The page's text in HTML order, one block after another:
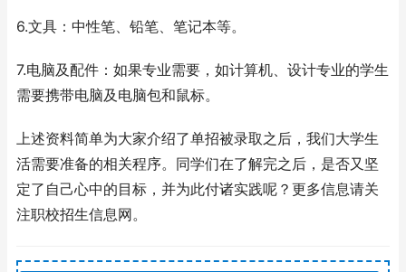
6.文具：中性笔、铅笔、笔记本等。
7.电脑及配件：如果专业需要，如计算机、设计专业的学生
需要携带电脑及电脑包和鼠标。
上述资料简单为大家介绍了单招被录取之后，我们大学生
活需要准备的相关程序。同学们在了解完之后，是否又坚
定了自己心中的目标，并为此付诸实践呢？更多信息请关
注职校招生信息网。